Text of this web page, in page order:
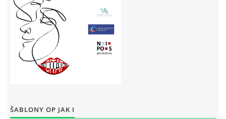
ŠABLONY OP JAK I